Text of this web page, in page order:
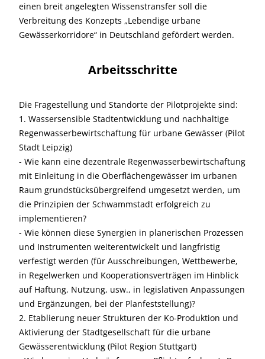
einen breit angelegten Wissenstransfer soll die
Verbreitung des Konzepts „Lebendige urbane
Gewässerkorridore“ in Deutschland gefördert werden.
Arbeitsschritte
Die Fragestellung und Standorte der Pilotprojekte sind:
1. Wassersensible Stadtentwicklung und nachhaltige
Regenwasserbewirtschaftung für urbane Gewässer (Pilot
Stadt Leipzig)
- Wie kann eine dezentrale Regenwasserbewirtschaftung
mit Einleitung in die Oberflächengewässer im urbanen
Raum grundstücksübergreifend umgesetzt werden, um
die Prinzipien der Schwammstadt erfolgreich zu
implementieren?
- Wie können diese Synergien in planerischen Prozessen
und Instrumenten weiterentwickelt und langfristig
verfestigt werden (für Ausschreibungen, Wettbewerbe,
in Regelwerken und Kooperationsverträgen im Hinblick
auf Haftung, Nutzung, usw., in legislativen Anpassungen
und Ergänzungen, bei der Planfeststellung)?
2. Etablierung neuer Strukturen der Ko-Produktion und
Aktivierung der Stadtgesellschaft für die urbane
Gewässerentwicklung (Pilot Region Stuttgart)